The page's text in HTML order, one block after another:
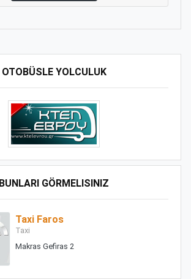
OTOBÜSLE YOLCULUK
BUNLARI GÖRMELISINIZ
Taxi Faros
Taxi
Makras Gefiras 2